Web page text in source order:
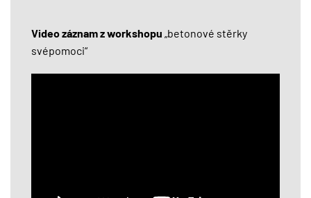
Video záznam z workshopu „betonové stěrky
svépomoci“